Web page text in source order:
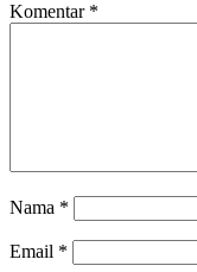
Komentar *
Nama *
Email *